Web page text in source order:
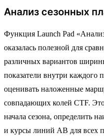
Анализ сезонных
Функция Launch Pad
оказалась полезной для
различных вариантов
показатели внутри каждого
оценивать наложенные
совпадающих колей CTF.
начала сезона, определить
и курсы линий AB для всех